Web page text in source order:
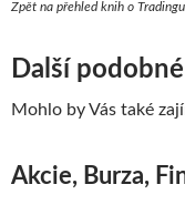
Zpět na přehled knih o
Další
Mohlo by Vás také
Akcie, Burza,